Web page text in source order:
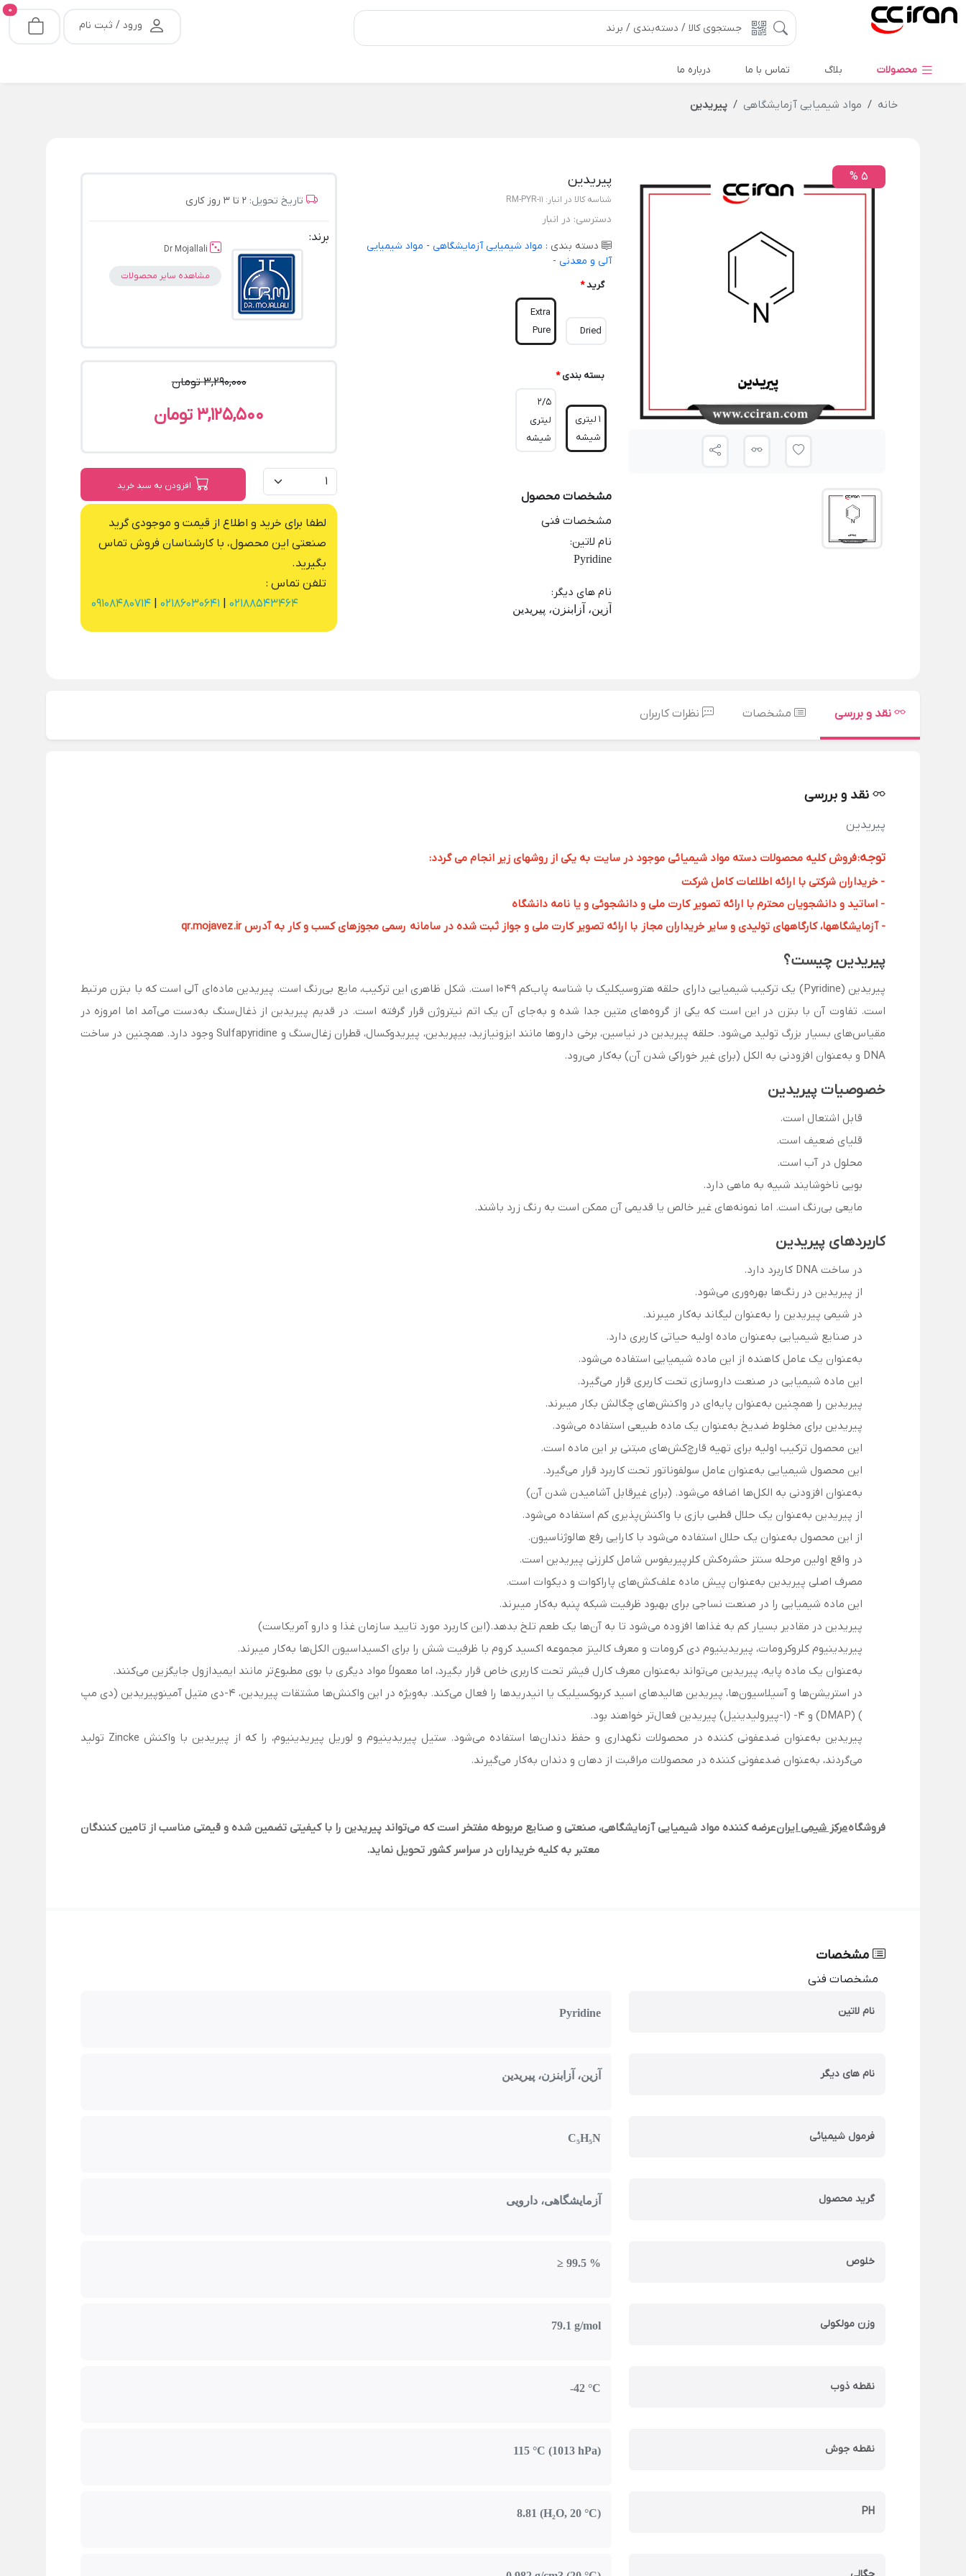
ورود / ثبت نام
0
محصولات بلاگ تماس با ما درباره ما
خانه مواد شیمیایی آزمایشگاهی پیریدین
5 % پیریدین
شناسه کالا در انبار: RM-PYR-11
دسترسی: در انبار
دسته بندی : مواد شیمیایی آزمایشگاهی - مواد شیمیایی
آلی و معدنی -
گرید*
Dried
Extra
Pure
بسته بندی *
1 لیتری
شیشه
2/5
لیتری
شیشه
مشخصات محصول
مشخصات فنی
نام لاتین:
Pyridine
نام های دیگر :
آزین، آزابنزن، پیریدین
تاریخ تحویل: 2 تا 3 روز کاری
برند:
Dr Mojallali
مشاهده سایر محصولات
3,290,000 تومان
3,125,500 تومان
افزودن به سبد خرید
لطفا برای خرید و اطلاع از قیمت و موجودی گرید
صنعتی این محصول، با کارشناسان فروش تماس
بگیرید.
تلفن تماس :
02188543464
02186030641
09108480714
نقد و بررسی مشخصات نظرات کاربران
نقد و بررسی
پیریدین
توجه:فروش کلیه محصولات دسته مواد شیمیائی موجود در سایت به یکی از روشهای زیر انجام می گردد:
- خریداران شرکتی با ارائه اطلاعات کامل شرکت
- اساتید و دانشجویان محترم با ارائه تصویر کارت ملی و دانشجوئی و یا نامه دانشگاه
- آزمایشگاهها، کارگاههای تولیدی و سایر خریداران مجاز با ارائه تصویر کارت ملی و جواز ثبت شده در سامانه رسمی مجوزهای کسب و کار به آدرس qr.mojavez.ir
پیریدین چیست؟
پیریدین (Pyridine) یک ترکیب شیمیایی دارای حلقه هتروسیکلیک با شناسه پاب‌کم ۱۰۴۹ است. شکل ظاهری این ترکیب، مایع بی‌رنگ است. پیریدین ماده‌ای آلی است که با بنزن مرتبط
است. تفاوت آن با بنزن در این است که یکی از گروه‌های متین جدا شده و به‌جای آن یک اتم نیتروژن قرار گرفته است. در قدیم پیریدین از ذغال‌سنگ به‌دست می‌آمد اما امروزه در
مقیاس‌های بسیار بزرگ تولید می‌شود. حلقه پیریدین در نیاسین، برخی داروها مانند ایزونیازید، بیپریدین، پیریدوکسال، قطران زغال‌سنگ و Sulfapyridine وجود دارد. همچنین در ساخت
DNA و به‌عنوان افزودنی به الکل (برای غیر خوراکی شدن آن) به‌کار می‌رود.
خصوصیات پیریدین
قابل اشتعال است.
قلیای ضعیف است.
محلول در آب است.
بویی ناخوشایند شبیه به ماهی دارد.
مایعی بی‌رنگ است. اما نمونه‌های غیر خالص یا قدیمی آن ممکن است به رنگ زرد باشند.
کاربردهای پیریدین
در ساخت DNA کاربرد دارد.
از پیریدین در رنگ‌ها بهره‌وری می‌شود.
در شیمی پیریدین را به‌عنوان لیگاند به‌کار میبرند.
در صنایع شیمیایی به‌عنوان ماده اولیه حیاتی کاربری دارد.
به‌عنوان یک عامل کاهنده از این ماده شیمیایی استفاده می‌شود.
این ماده شیمیایی در صنعت داروسازی تحت کاربری قرار می‌گیرد.
پیریدین را همچنین به‌عنوان پایه‌ای در واکنش‌های چگالش بکار میبرند.
پیریدین برای مخلوط ضدیخ به‌عنوان یک ماده طبیعی استفاده می‌شود.
این محصول ترکیب اولیه برای تهیه قارچ‌کش‌های مبتنی بر این ماده است.
این محصول شیمیایی به‌عنوان عامل سولفوناتور تحت کاربرد قرار می‌گیرد.
به‌عنوان افزودنی به الکل‌ها اضافه می‌شود. (برای غیرقابل آشامیدن شدن آن)
از پیریدین به‌عنوان یک حلال قطبی بازی با واکنش‌پذیری کم استفاده می‌شود.
از این محصول به‌عنوان یک حلال استفاده می‌شود با کارایی رفع هالوژناسیون.
در واقع اولین مرحله سنتز حشره‌کش کلرپیریفوس شامل کلرزنی پیریدین است.
مصرف اصلی پیریدین به‌عنوان پیش ماده علف‌کش‌های پاراکوات و دیکوات است.
این ماده شیمیایی را در صنعت نساجی برای بهبود ظرفیت شبکه پنبه به‌کار میبرند.
پیریدین در مقادیر بسیار کم به غذاها افزوده می‌شود تا به آن‌ها یک طعم تلخ بدهد.(این کاربرد مورد تایید سازمان غذا و دارو آمریکاست)
پیریدینیوم کلروکرومات، پیریدینیوم دی کرومات و معرف کالینز مجموعه اکسید کروم با ظرفیت شش را برای اکسیداسیون الکل‌ها به‌کار میبرند.
به‌عنوان یک ماده پایه، پیریدین می‌تواند به‌عنوان معرف کارل فیشر تحت کاربری خاص قرار بگیرد، اما معمولاً مواد دیگری با بوی مطبوع‌تر مانند ایمیدازول جایگزین می‌کنند.
در استریشن‌ها و آسیلاسیون‌ها، پیریدین هالیدهای اسید کربوکسیلیک یا انیدریدها را فعال می‌کند. به‌ویژه در این واکنش‌ها مشتقات پیریدین، 4-دی متیل آمینوپیریدین (دی مپ
) (DMAP) و 4- (1-پیرولیدینیل) پیریدین فعال‌تر خواهند بود.
پیریدین به‌عنوان ضدعفونی کننده در محصولات نگهداری و حفظ دندان‌ها استفاده می‌شود. ستیل پیریدینیوم و لوریل پیریدینیوم، را که از پیریدین با واکنش Zincke تولید
می‌گردند، به‌عنوان ضدعفونی کننده در محصولات مراقبت از دهان و دندان به‌کار می‌گیرند.
فروشگاهمرکز شیمی ایرانعرضه کننده مواد شیمیایی آزمایشگاهی، صنعتی و صنایع مربوطه مفتخر است که می‌تواند پیریدین را با کیفیتی تضمین شده و قیمتی مناسب از تامین کنندگان
معتبر به کلیه خریداران در سراسر کشور تحویل نماید.
مشخصات
مشخصات فنی
نام لاتین Pyridine
نام های دیگر آزین، آزابنزن، پیریدین
فرمول شیمیائی C₅H₅N
گرید محصول آزمایشگاهی، دارویی
خلوص ≥ 99.5 %
وزن مولکولی 79.1 g/mol
نقطه ذوب -42 °C
نقطه جوش 115 °C (1013 hPa)
PH
8.81 (H₂O, 20 °C)